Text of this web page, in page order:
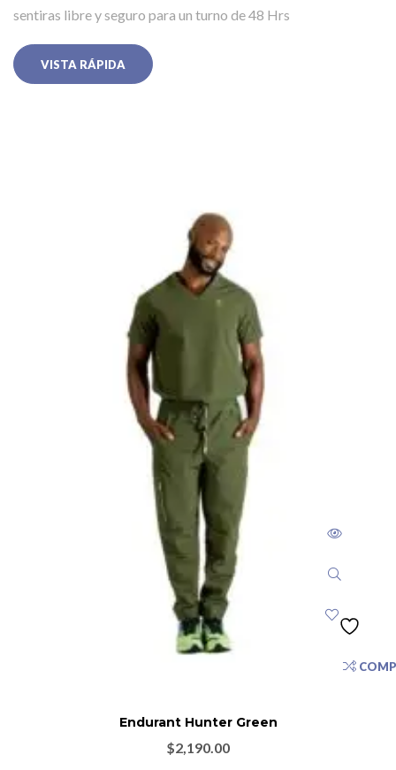
sentiras libre y seguro para un turno de 48 Hrs
VISTA RÁPIDA
Endurant Hunter Green
$2,190.00